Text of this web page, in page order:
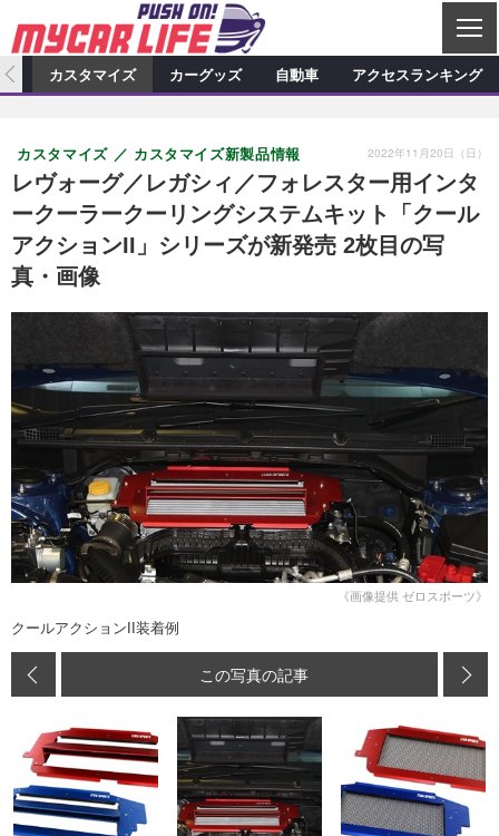
C
L
S
カーオーディオ
プロショップ検索 ショップ訪問記
カーオーディオニュース デモカー製作記
その他
カスタマイズ特集記事 カスタマイズ新製品情報
カスタマイズニュース
カーグッズ
カーグッズ特集記事 カーグッズ新製品情報
カーグッズニュース
自動車
ニュース
スクープ
アクセスランキング
カスタマイズ カーグッズ 自動車 アクセスランキング
レヴォーグ／レガシィ／フォレスター用インタ
ークーラークーリングシステムキット「クール
アクションII」シリーズが新発売 2枚目の写
真・画像
カスタマイズ カスタマイズ新製品情報 2022年11月20日（日）
《画像提供 ゼロスポーツ》
クールアクションII装着例
この写真の記事